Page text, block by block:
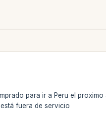
para ir a Peru el
fuera de servicio